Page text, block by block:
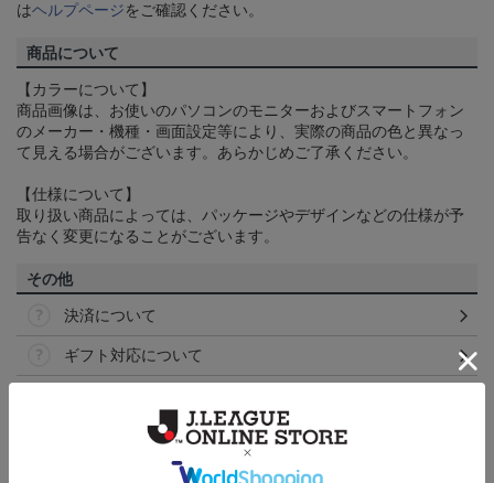
はヘルプページをご確認ください。
商品について
【カラーについて】
商品画像は、お使いのパソコンのモニターおよびスマートフォン
のメーカー・機種・画面設定等により、実際の商品の色と異なっ
て見える場合がございます。あらかじめご了承ください。
【仕様について】
取り扱い商品によっては、パッケージやデザインなどの仕様が予
告なく変更になることがございます。
その他
決済について
ギフト対応について